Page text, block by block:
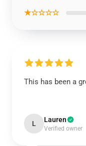
★☆☆☆☆
This has been a
L Lauren
Verified owner